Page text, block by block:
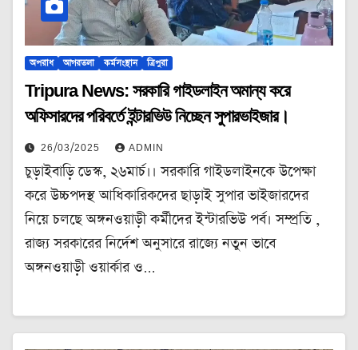
অপরাধ আগরতলা কর্মসংস্থান ত্রিপুরা
Tripura News: সরকারি গাইডলাইন অমান্য করে
অফিসারদের পরিবর্তে ইন্টারভিউ নিচ্ছেন সুপারভাইজার।
26/03/2025 ADMIN
চুড়াইবাড়ি ডেস্ক, ২৬মার্চ।। সরকারি গাইডলাইনকে উপেক্ষা
করে উচ্চপদস্থ আধিকারিকদের ছাড়াই সুপার ভাইজারদের
নিয়ে চলছে অঙ্গনওয়াড়ী কর্মীদের ইন্টারভিউ পর্ব। সম্প্রতি ,
রাজ্য সরকারের নির্দেশ অনুসারে রাজ্যে নতুন ভাবে
অঙ্গনওয়াড়ী ওয়ার্কার ও…